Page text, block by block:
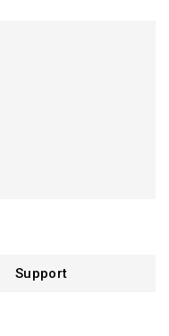
Support